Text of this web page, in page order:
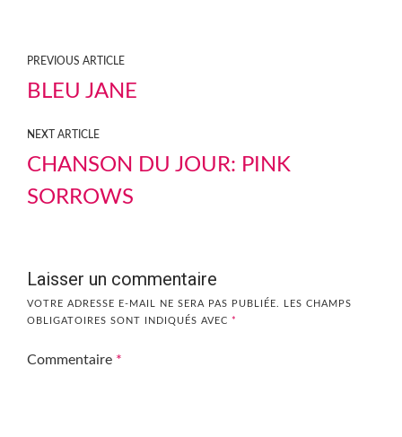
PREVIOUS ARTICLE
BLEU JANE
NEXT ARTICLE
CHANSON DU JOUR: PINK
SORROWS
Laisser un commentaire
VOTRE ADRESSE E-MAIL NE SERA PAS PUBLIÉE.
LES CHAMPS
OBLIGATOIRES SONT INDIQUÉS AVEC *
Commentaire *